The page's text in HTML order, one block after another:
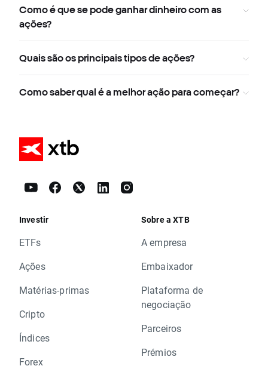
Como é que se pode ganhar dinheiro com as
ações?
Quais são os principais tipos de ações?
Como saber qual é a melhor ação para começar?
Investir
ETFs
Ações
Matérias-primas
Cripto
Índices
Forex
Sobre a XTB
A empresa
Embaixador
Plataforma de
negociação
Parceiros
Prémios